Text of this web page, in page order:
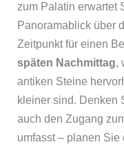
zum Palatin erwartet
Panoramablick über
Zeitpunkt für einen
späten Nachmittag,
antiken Steine
kleiner sind. Denken
auch den Zugang
umfasst – planen